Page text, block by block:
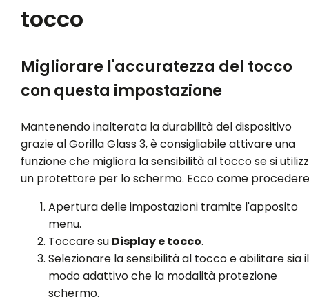
tocco
Migliorare l'accuratezza del tocco
con questa impostazione
Mantenendo inalterata la durabilità del dispositivo
grazie al Gorilla Glass 3, è consigliabile attivare una
funzione che migliora la sensibilità al tocco se si
un protettore per lo schermo. Ecco come
Apertura delle impostazioni tramite l'apposito
menu.
Toccare su Display e tocco.
Selezionare la sensibilità al tocco e abilitare sia il
modo adattivo che la modalità protezione
schermo.